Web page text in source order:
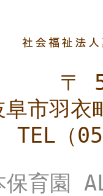
〒
阜市羽衣
TEL（
育園